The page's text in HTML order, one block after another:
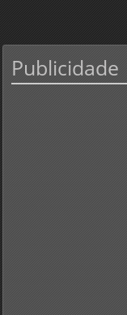
Publicidade